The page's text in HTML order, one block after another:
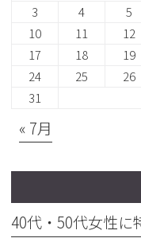
3
4 5
10
11 12
17
18 19
24
25 26
31
« 7月
40代・50代女性に